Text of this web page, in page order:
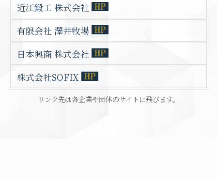
近江鍛工 株式会社
有限会社 澤井牧場
日本興商 株式会社
株式会社SOFIX
リンク先は各企業や団体のサイトに飛びます。